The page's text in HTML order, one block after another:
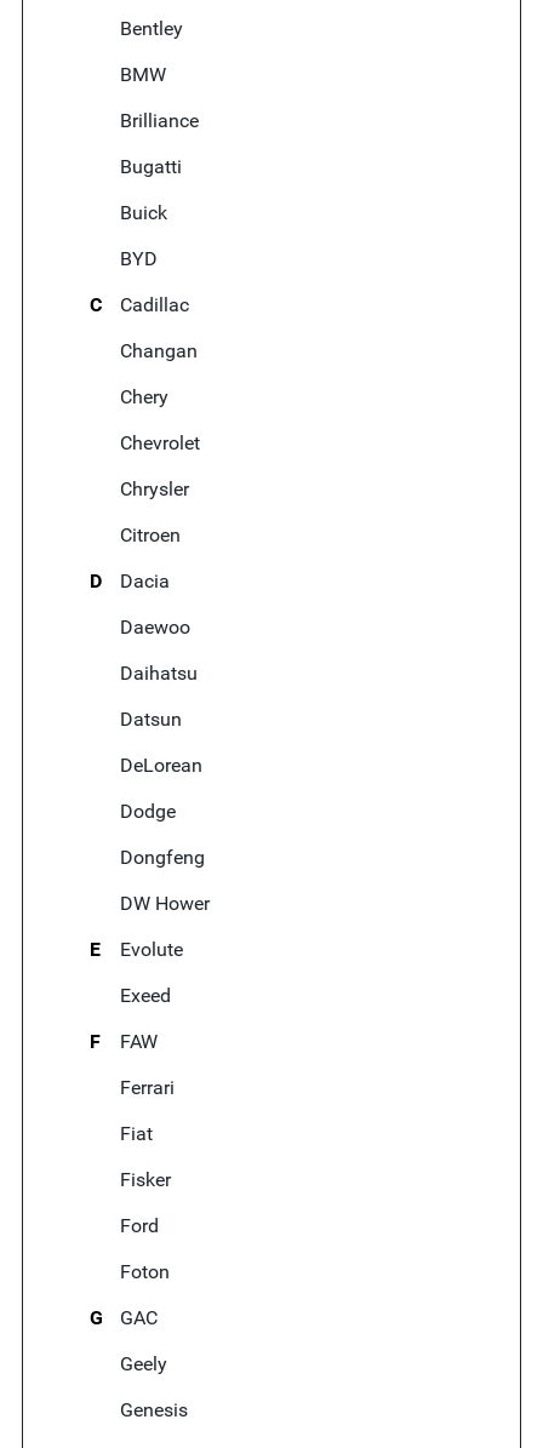
Bentley
BMW
Brilliance
Bugatti
Buick
BYD
C
Cadillac
Changan
Chery
Chevrolet
Chrysler
Citroen
D
Dacia
Daewoo
Daihatsu
Datsun
DeLorean
Dodge
Dongfeng
DW Hower
E
Evolute
Exeed
F
FAW
Ferrari
Fiat
Fisker
Ford
Foton
G
GAC
Geely
Genesis